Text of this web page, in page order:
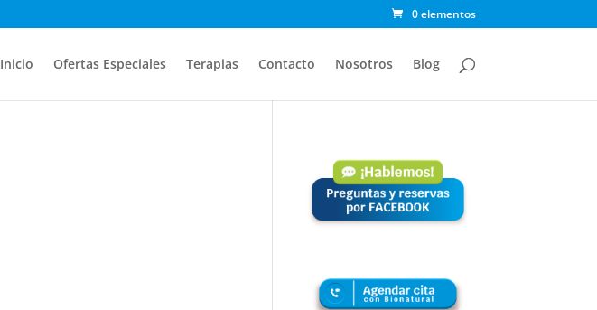
0 elementos
Inicio Ofertas Especiales Terapias Contacto Nosotros Blog